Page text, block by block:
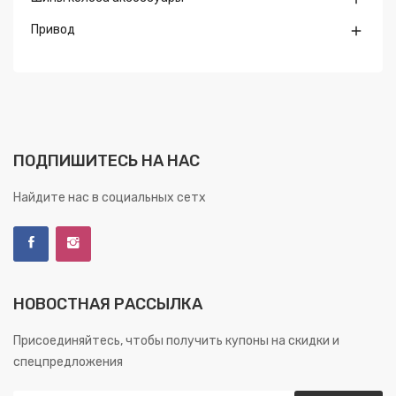
Привод 
ПОДПИШИТЕСЬ НА НАС
Найдите нас в социальных сетх
НОВОСТНАЯ РАССЫЛКА
Присоединяйтесь, чтобы получить купоны на скидки и
спецпредложения